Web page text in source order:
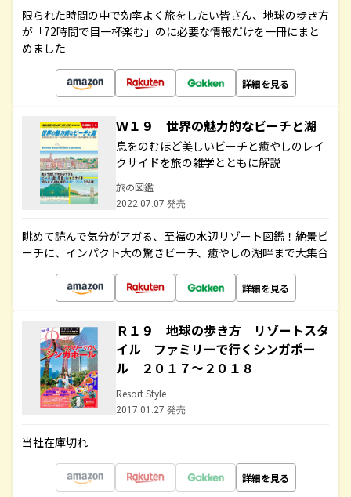
限られた時間の中で効率よく旅をしたい皆さん、地球の歩き方
が「72時間で目一杯楽む」のに必要な情報だけを一冊にまと
めました
詳細を見る
Ｗ１９ 世界の魅力的なビーチと湖
息をのむほど美しいビーチと癒やしのレイ
クサイドを旅の雑学とともに解説
旅の図鑑
2022.07.07 発売
眺めて読んで気分がアガる、至福の水辺リゾート図鑑！絶景ビ
ーチに、インパクト大の驚きビーチ、癒やしの湖畔まで大集合
詳細を見る
Ｒ１９ 地球の歩き方 リゾートスタ
イル ファミリーで行くシンガポー
ル ２０１７～２０１８
Resort Style
2017.01.27 発売
当社在庫切れ
詳細を見る